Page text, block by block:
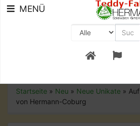
+49 (0)
MENÜ
Startseite » Neu » Neue Unikate »
von Hermann-Coburg